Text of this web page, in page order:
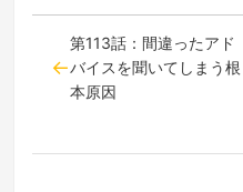
第113話：間違ったアド
バイスを聞いてしまう根
本原因